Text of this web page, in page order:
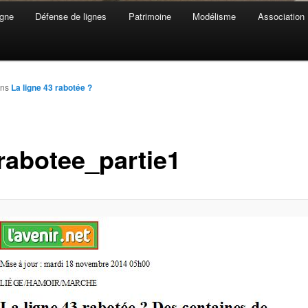
Défense de lignes Patrimoine Modélisme Association
La ligne 43 rabotée ?